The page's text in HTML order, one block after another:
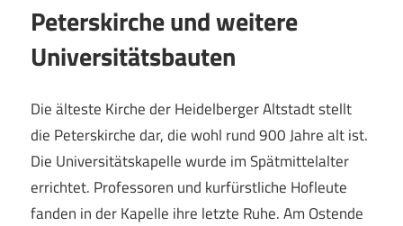
Peterskirche und weitere
Universitätsbauten
Die älteste Kirche der Heidelberger Altstadt stellt
die Peterskirche dar, die wohl rund 900 Jahre alt ist.
Die Universitätskapelle wurde im Spätmittelalter
errichtet. Professoren und kurfürstliche Hofleute
fanden in der Kapelle ihre letzte Ruhe. Am Ostende